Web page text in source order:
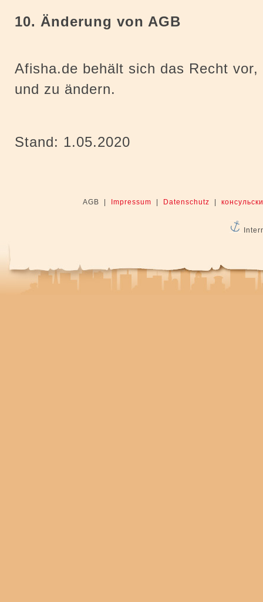
10. Änderung von AGB
Afisha.de behält sich das Recht
und zu ändern.
Stand: 1.05.2020
AGB | Impressum Datenschutz